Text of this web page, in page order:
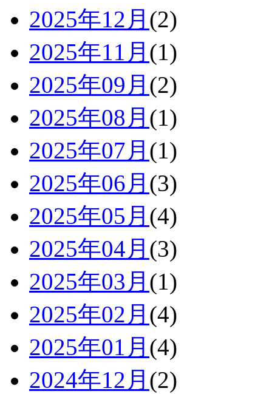
2025年12月 (2)
2025年11月 (1)
2025年09月 (2)
2025年08月 (1)
2025年07月 (1)
2025年06月 (3)
2025年05月 (4)
2025年04月 (3)
2025年03月 (1)
2025年02月 (4)
2025年01月 (4)
2024年12月 (2)